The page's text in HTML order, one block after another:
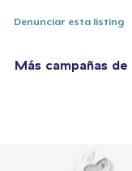
Denunciar esta listing
Más campañas de